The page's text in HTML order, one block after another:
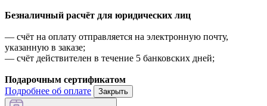
Безналичный расчёт для юридических лиц
— счёт на оплату отправляется на электронную почту,
указанную в заказе;
— счёт действителен в течение 5 банковских дней;
Подарочным сертификатом
Подробнее об оплате
Закрыть